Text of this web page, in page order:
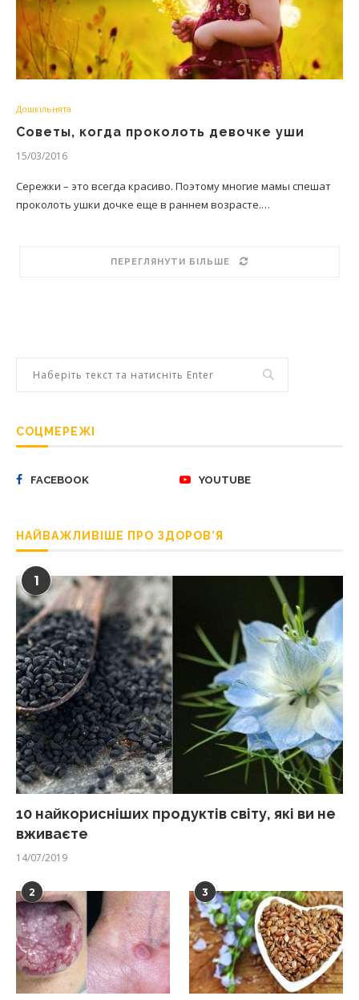
Дошкільнята
Советы, когда проколоть девочке уши
15/03/2016
Сережки – это всегда красиво. Поэтому многие мамы спешат
проколоть ушки дочке еще в раннем возрасте.…
ПЕРЕГЛЯНУТИ БІЛЬШЕ
СОЦМЕРЕЖІ
FACEBOOK YOUTUBE
НАЙВАЖЛИВІШЕ ПРО ЗДОРОВ’Я
1
10 найкорисніших продуктів світу, які ви не
вживаєте
14/07/2019
2 3